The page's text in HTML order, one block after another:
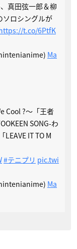
真田弦一郎＆柳
ソロシングルが
t.co/6PtfK
Ma
Cool ?～「王者
SONG-わ
IT TO M
#テニプリ pic.twi
Ma